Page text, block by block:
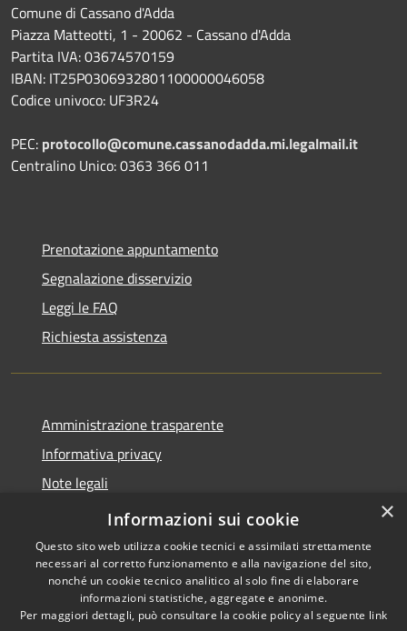
Comune di Cassano d'Adda
Piazza Matteotti, 1 - 20062 - Cassano d'Adda
Partita IVA: 03674570159
IBAN: IT25P0306932801100000046058
Codice univoco: UF3R24
PEC: protocollo@comune.cassanodadda.mi.legalmail.it
Centralino Unico: 0363 366 011
Prenotazione appuntamento
Segnalazione disservizio
Leggi le FAQ
Richiesta assistenza
Amministrazione trasparente
Informativa privacy
Note legali
Dichiarazione di accessibilità
Accessibilità
Copyright © 2026 • Comune di
Cassano d'Adda • Powered by
×
Informazioni sui cookie
Questo sito web utilizza cookie tecnici e assimilati strettamente
necessari al corretto funzionamento e alla navigazione del sito,
nonché un cookie tecnico analitico al solo fine di elaborare
informazioni statistiche, aggregate e anonime.
Per maggiori dettagli, può consultare la cookie policy al seguente link